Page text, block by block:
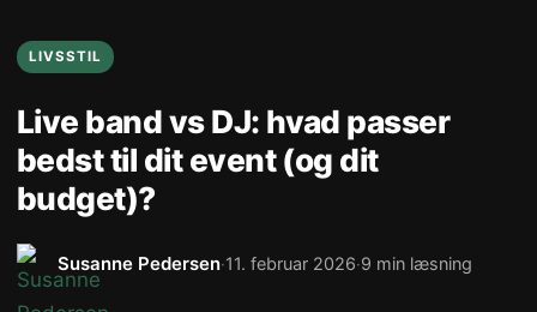
LIVSSTIL
Live band vs DJ: hvad passer
bedst til dit event (og dit
budget)?
Susanne Pedersen·11. februar 2026·9 min læsning